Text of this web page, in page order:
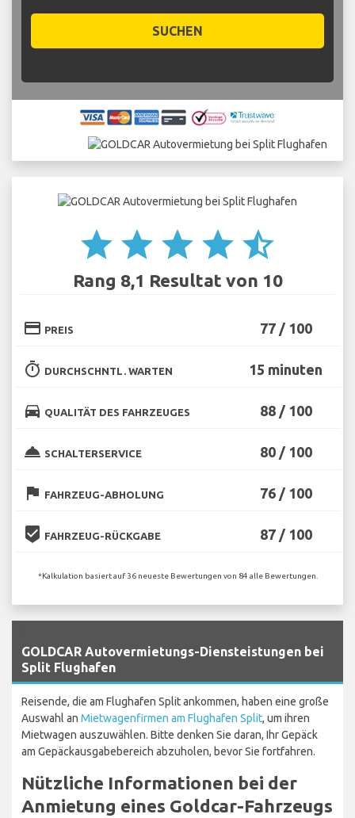
SUCHEN
star star star star star_half
Rang 8,1 Resultat von 10
credit_card PREIS 77 / 100
timer DURCHSCHNTL. WARTEN 15 minuten
directions_car QUALITÄT DES FAHRZEUGES 88 / 100
room_service SCHALTERSERVICE 80 / 100
flag FAHRZEUG-ABHOLUNG 76 / 100
beenhere FAHRZEUG-RÜCKGABE 87 / 100
*Kalkulation basiert auf 36 neueste Bewertungen von 84 alle Bewertungen.
GOLDCAR Autovermietungs-Diensteistungen bei
Split Flughafen
Reisende, die am Flughafen Split ankommen, haben eine große
Auswahl an Mietwagenfirmen am Flughafen Split, um ihren
Mietwagen auszuwählen. Bitte denken Sie daran, Ihr Gepäck
am Gepäckausgabebereich abzuholen, bevor Sie fortfahren.
Nützliche Informationen bei der
Anmietung eines Goldcar-Fahrzeugs